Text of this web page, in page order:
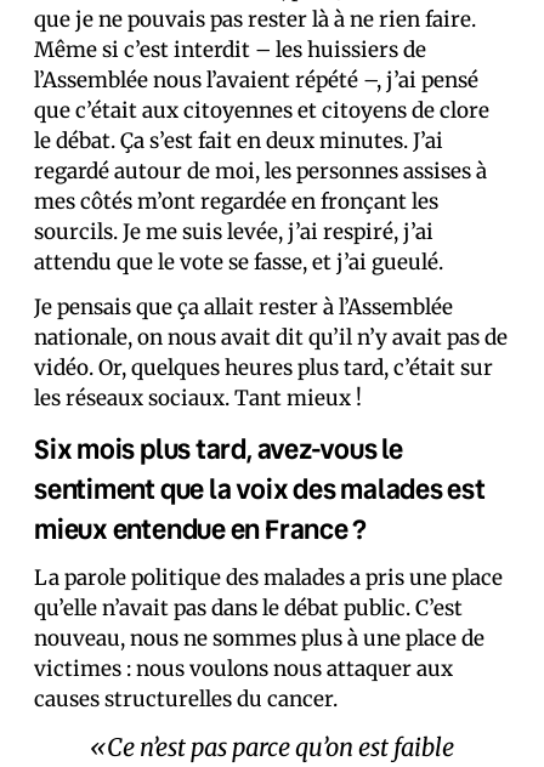
que je ne pouvais pas rester là à ne rien faire.
Même si c’est interdit – les huissiers de
l’Assemblée nous l’avaient répété –, j’ai pensé
que c’était aux citoyennes et citoyens de clore
le débat. Ça s’est fait en deux minutes. J’ai
regardé autour de moi, les personnes assises à
mes côtés m’ont regardée en fronçant les
sourcils. Je me suis levée, j’ai respiré, j’ai
attendu que le vote se fasse, et j’ai gueulé.
Je pensais que ça allait rester à l’Assemblée
nationale, on nous avait dit qu’il n’y avait pas de
vidéo. Or, quelques heures plus tard, c’était sur
les réseaux sociaux. Tant mieux !
Six mois plus tard, avez-vous le
sentiment que la voix des malades est
mieux entendue en France ?
La parole politique des malades a pris une place
qu’elle n’avait pas dans le débat public. C’est
nouveau, nous ne sommes plus à une place de
victimes : nous voulons nous attaquer aux
causes structurelles du cancer.
«Ce n’est pas parce qu’on est faible